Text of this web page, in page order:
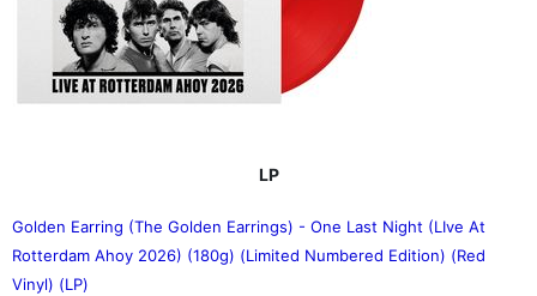
LP
Golden Earring (The Golden Earrings) - One Last Night (LIve At
Rotterdam Ahoy 2026) (180g) (Limited Numbered Edition) (Red
Vinyl) (LP)